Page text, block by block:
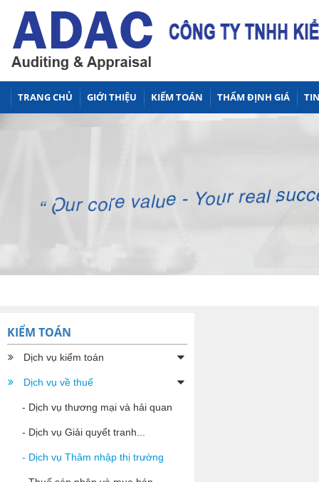
TRANG CHỦ GIỚI THIỆU KIỂM TOÁN THẨM ĐỊNH GIÁ
KIỂM TOÁN
Dịch vụ kiểm toán
Dịch vụ về thuế
- Dịch vụ thương mại và hải quan
- Dịch vụ Giải quyết tranh...
- Dịch vụ Thâm nhập thị trường